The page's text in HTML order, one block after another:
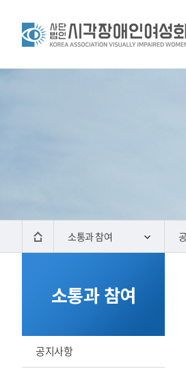
소통과 참여
소통과 참여
공지사항